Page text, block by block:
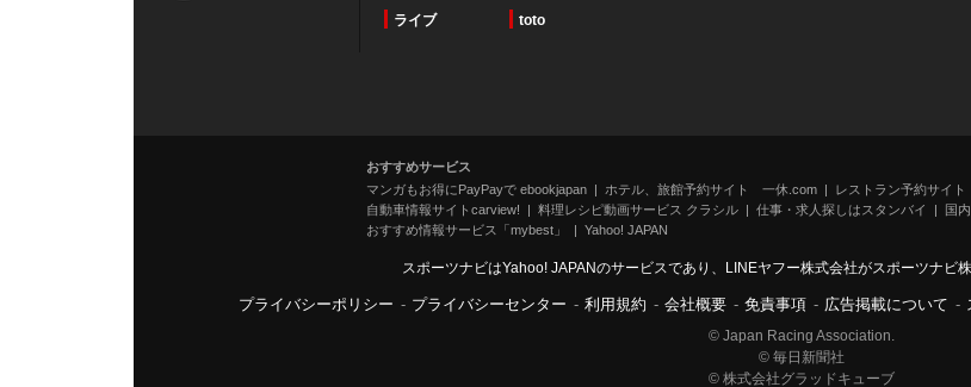
ライブ toto
おすすめサービス
マンガもお得にPayPayで ebookjapan
ホテル、旅館予約サイト 一休.com
レストラン予約サイ
自動車情報サイトcarview!
料理レシピ動画サービス クラシル 仕事・求人探しはスタンバイ
国
おすすめ情報サービス「mybest」
Yahoo! JAPAN
スポーツナビはYahoo! JAPANのサービスであり、LINEヤフー株式会社がスポーツナビ
プライバシーポリシー - プライバシーセンター - 利用規約 - 会社概要 - 免責事項 - 広告掲載について -
© Japan Racing Association.
© 毎日新聞社
© 株式会社グラッドキューブ